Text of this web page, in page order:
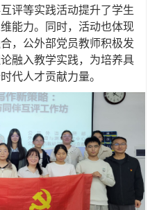
评等实践活动提升了学生
能力。同时，活动也体现
，公外部党员教师积极发
融入教学实践，为培养具
代人才贡献力量。